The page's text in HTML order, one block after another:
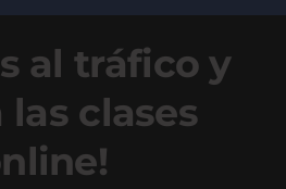
al tráfico y
las clases